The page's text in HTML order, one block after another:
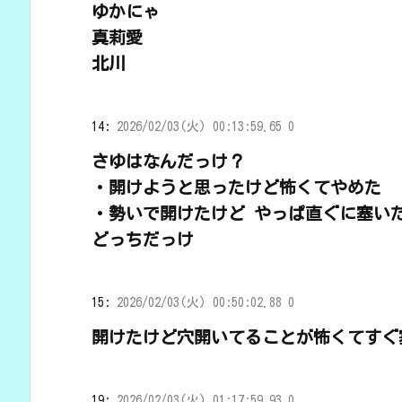
ゆかにゃ
真莉愛
北川
14: 2026/02/03(火) 00:13:59.65 0
さゆはなんだっけ？
・開けようと思ったけど怖くてやめた
・勢いで開けたけど やっぱ直ぐに塞い
どっちだっけ
15: 2026/02/03(火) 00:50:02.88 0
開けたけど穴開いてることが怖くてすぐ